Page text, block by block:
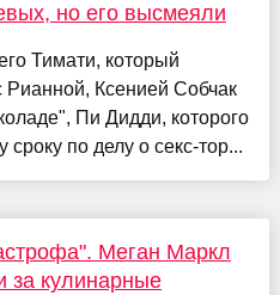
но его высмеяли
Тимати, который
Рианной, Ксенией Собчак
Пи Дидди, которого
по делу о секс-тор...
Меган Маркл
за кулинарные